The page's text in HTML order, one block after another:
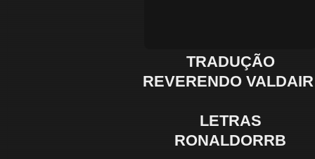
TRADUÇÃO
REVERENDO
LETRAS
RONALDORRB